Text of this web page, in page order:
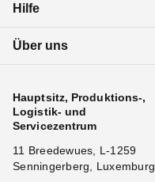
Hilfe
Über uns
Hauptsitz, Produktions-,
Logistik- und
Servicezentrum
11 Breedewues, L-1259
Senningerberg, Luxemburg